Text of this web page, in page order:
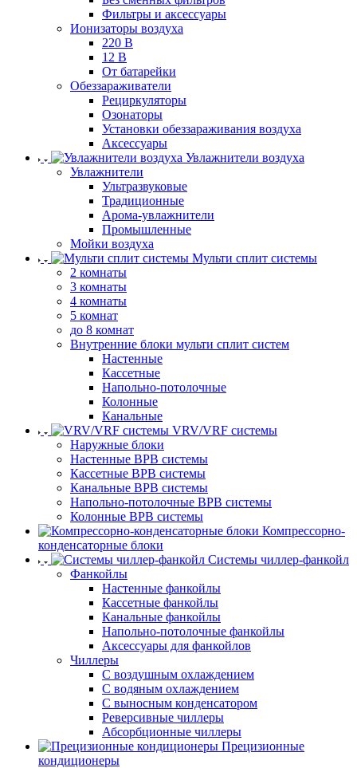
Фильтры и аксессуары
Ионизаторы воздуха
220 В
12 В
От батарейки
Обеззараживатели
Рециркуляторы
Озонаторы
Установки обеззараживания воздуха
Аксессуары
Увлажнители воздуха
Увлажнители
Ультразвуковые
Традиционные
Арома-увлажнители
Промышленные
Мойки воздуха
Мульти сплит системы
2 комнаты
3 комнаты
4 комнаты
5 комнат
до 8 комнат
Внутренние блоки мульти сплит систем
Настенные
Кассетные
Напольно-потолочные
Колонные
Канальные
VRV/VRF системы
Наружные блоки
Настенные ВРВ системы
Кассетные ВРВ системы
Канальные ВРВ системы
Напольно-потолочные ВРВ системы
Колонные ВРВ системы
Компрессорно-
конденсаторные блоки
Системы чиллер-фанкойл
Фанкойлы
Настенные фанкойлы
Кассетные фанкойлы
Канальные фанкойлы
Напольно-потолочные фанкойлы
Аксессуары для фанкойлов
Чиллеры
С воздушным охлаждением
С водяным охлаждением
С выносным конденсатором
Реверсивные чиллеры
Абсорбционные чиллеры
Прецизионные
кондиционеры